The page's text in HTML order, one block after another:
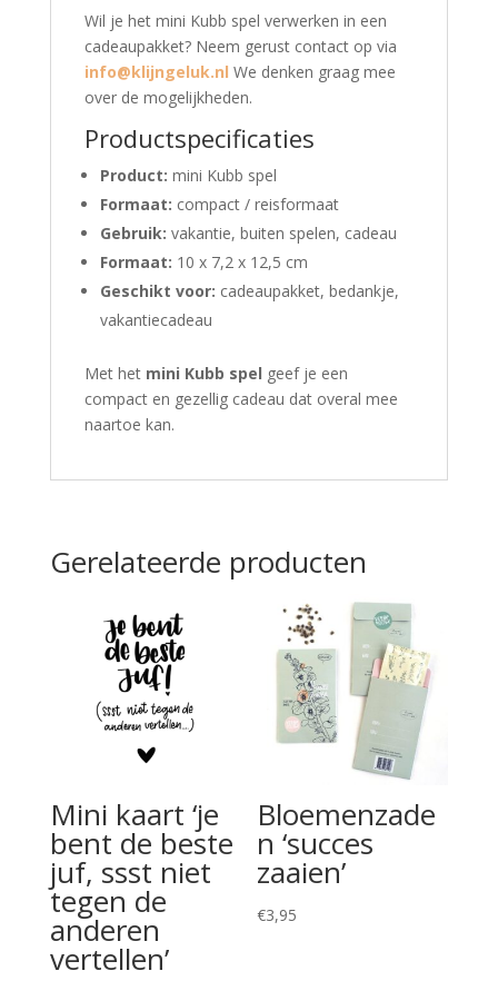
Wil je het mini Kubb spel verwerken in een
cadeaupakket? Neem gerust contact op via
info@klijngeluk.nl We denken graag mee
over de mogelijkheden.
Productspecificaties
Product: mini Kubb spel
Formaat: compact / reisformaat
Gebruik: vakantie, buiten spelen, cadeau
Formaat: 10 x 7,2 x 12,5 cm
Geschikt voor: cadeaupakket, bedankje,
vakantiecadeau
Met het mini Kubb spel geef je een
compact en gezellig cadeau dat overal mee
naartoe kan.
Gerelateerde producten
Mini kaart ‘je
bent de beste
juf, ssst niet
tegen de
anderen
vertellen’
Bloemenzade
n ‘succes
zaaien’
€3,95